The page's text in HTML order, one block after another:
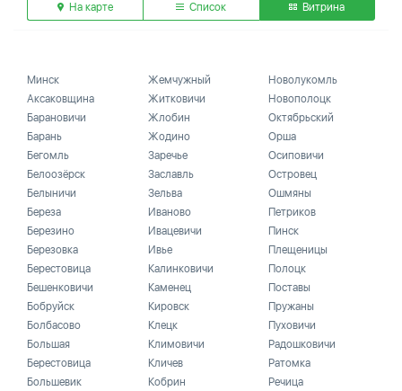
На карте Список Витрина
Минск
Аксаковщина
Барановичи
Барань
Бегомль
Белоозёрск
Белыничи
Береза
Березино
Березовка
Берестовица
Бешенковичи
Бобруйск
Болбасово
Большая
Берестовица
Большевик
Жемчужный
Житковичи
Жлобин
Жодино
Заречье
Заславль
Зельва
Иваново
Ивацевичи
Ивье
Калинковичи
Каменец
Кировск
Клецк
Климовичи
Кличев
Кобрин
Новолукомль
Новополоцк
Октябрьский
Орша
Осиповичи
Островец
Ошмяны
Петриков
Пинск
Плещеницы
Полоцк
Поставы
Пружаны
Пуховичи
Радошковичи
Ратомка
Речица